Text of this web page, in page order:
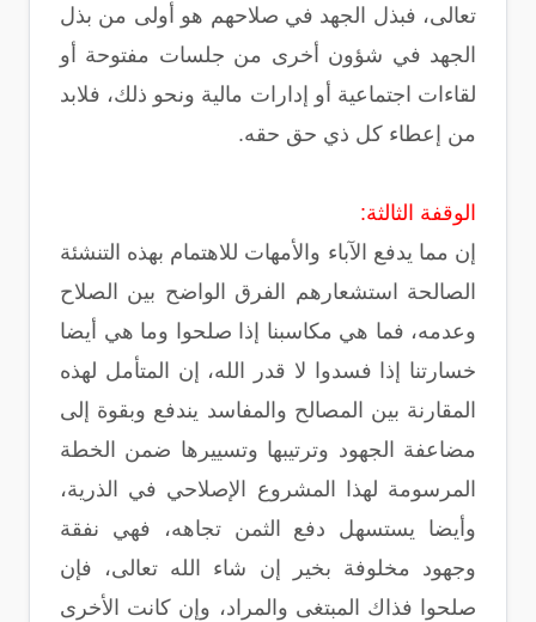
تعالى، فبذل الجهد في صلاحهم هو أولى من بذل
الجهد في شؤون أخرى من جلسات مفتوحة أو
لقاءات اجتماعية أو إدارات مالية ونحو ذلك، فلابد
من إعطاء كل ذي حق حقه.
الوقفة الثالثة:
إن مما يدفع الآباء والأمهات للاهتمام بهذه التنشئة
الصالحة استشعارهم الفرق الواضح بين الصلاح
وعدمه، فما هي مكاسبنا إذا صلحوا وما هي أيضا
خسارتنا إذا فسدوا لا قدر الله، إن المتأمل لهذه
المقارنة بين المصالح والمفاسد يندفع وبقوة إلى
مضاعفة الجهود وترتيبها وتسييرها ضمن الخطة
المرسومة لهذا المشروع الإصلاحي في الذرية،
وأيضا يستسهل دفع الثمن تجاهه، فهي نفقة
وجهود مخلوفة بخير إن شاء الله تعالى، فإن
صلحوا فذاك المبتغى والمراد، وإن كانت الأخرى